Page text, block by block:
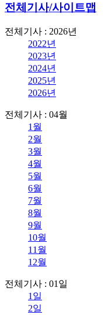
전체기사/사이트맵
전체기사 : 2026년
2022년
2023년
2024년
2025년
2026년
전체기사 : 04월
1월
2월
3월
4월
5월
6월
7월
8월
9월
10월
11월
12월
전체기사 : 01일
1일
2일